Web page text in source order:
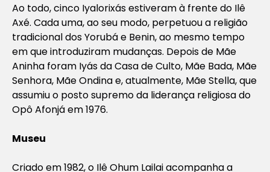
Ao todo, cinco Iyalorixás estiveram à frente do Ilê
Axé. Cada uma, ao seu modo, perpetuou a religião
tradicional dos Yorubá e Benin, ao mesmo tempo
em que introduziram mudanças. Depois de Mãe
Aninha foram Iyás da Casa de Culto, Mãe Bada, Mãe
Senhora, Mãe Ondina e, atualmente, Mãe Stella, que
assumiu o posto supremo da liderança religiosa do
Opô Afonjá em 1976.
Museu
Criado em 1982, o Ilê Ohum Lailai acompanha a